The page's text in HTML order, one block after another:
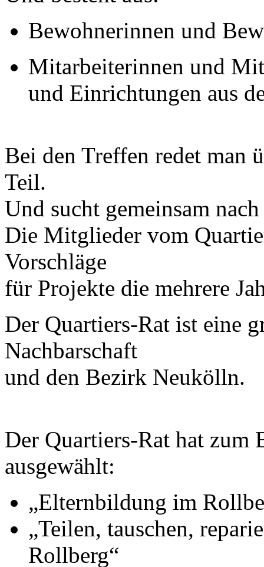
Bewohnerinnen und
Mitarbeiterinnen und
und Einrichtungen aus
Bei den Treffen redet man
Teil.
Und sucht gemeinsam
Die Mitglieder vom
Vorschläge
für Projekte die mehrere
Der Quartiers-Rat ist eine
Nachbarschaft
und den Bezirk Neukölln.
Der Quartiers-Rat hat zum
ausgewählt:
„Elternbildung im
„Teilen, tauschen,
Rollberg“